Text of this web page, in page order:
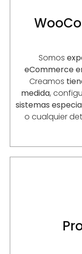
Somos
eCommerce
Creamos
medida,
sistemas
o cualquier